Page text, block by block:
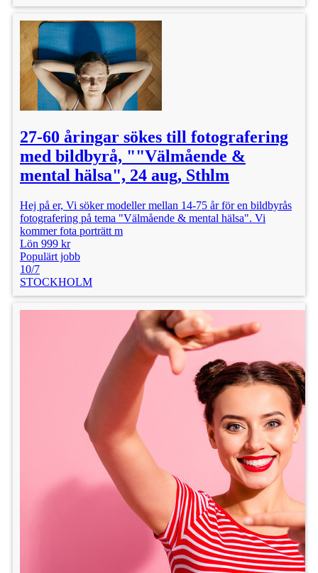
27-60 åringar sökes till fotografering
med bildbyrå, ""Välmående &
mental hälsa", 24 aug, Sthlm
Hej på er, Vi söker modeller mellan 14-75 år för en bildbyrås
fotografering på tema "Välmående & mental hälsa". Vi
kommer fota porträtt m
Lön 999 kr
Populärt jobb
10/7
STOCKHOLM